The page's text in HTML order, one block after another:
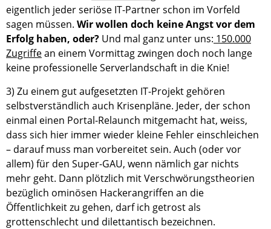
eigentlich jeder seriöse IT-Partner schon im Vorfeld
sagen müssen. Wir wollen doch keine Angst vor dem
Erfolg haben, oder? Und mal ganz unter uns: 150.000
Zugriffean einem Vormittag zwingen doch noch lange
keine professionelle Serverlandschaft in die Knie!
3) Zu einem gut aufgesetzten IT-Projekt gehören
selbstverständlich auch Krisenpläne. Jeder, der schon
einmal einen Portal-Relaunch mitgemacht hat, weiss,
dass sich hier immer wieder kleine Fehler einschleichen
– darauf muss man vorbereitet sein. Auch (oder vor
allem) für den Super-GAU, wenn nämlich gar nichts
mehr geht. Dann plötzlich mit Verschwörungstheorien
bezüglich ominösen Hackerangriffen an die
Öffentlichkeit zu gehen, darf ich getrost als
grottenschlecht und dilettantisch bezeichnen.